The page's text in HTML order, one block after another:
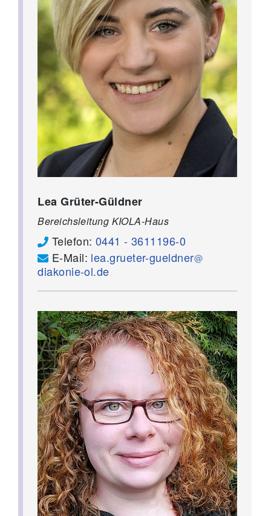
Lea Grüter-Güldner
Bereichsleitung KIOLA-Haus
Telefon: 0441 - 3611196-0
E-Mail: lea.grueter-gueldner
diakonie-ol.de